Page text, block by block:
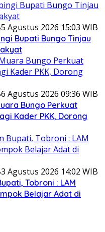
5 Agustus 2026 15:03 WIB
Bupati Bungo Tinjau
6 Agustus 2026 09:36 WIB
Bungo Perkuat
Kader PKK, Dorong
3 Agustus 2026 14:02 WIB
Tobroni : LAM
Belajar Adat di